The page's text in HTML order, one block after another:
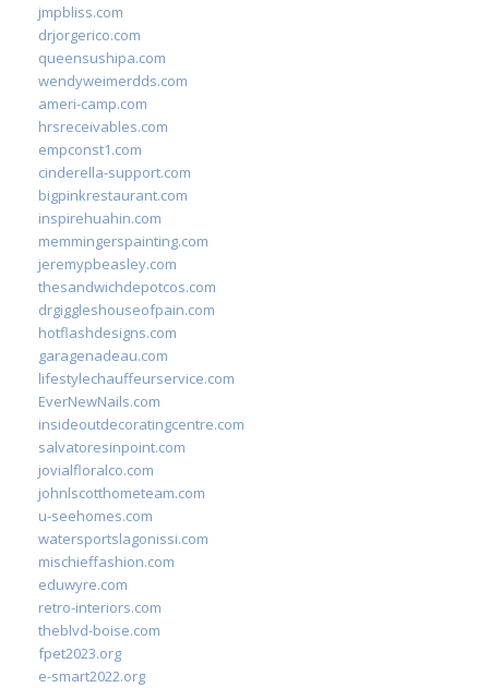
jmpbliss.com
drjorgerico.com
queensushipa.com
wendyweimerdds.com
ameri-camp.com
hrsreceivables.com
empconst1.com
cinderella-support.com
bigpinkrestaurant.com
inspirehuahin.com
memmingerspainting.com
jeremypbeasley.com
thesandwichdepotcos.com
drgiggleshouseofpain.com
hotflashdesigns.com
garagenadeau.com
lifestylechauffeurservice.com
EverNewNails.com
insideoutdecoratingcentre.com
salvatoresinpoint.com
jovialfloralco.com
johnlscotthometeam.com
u-seehomes.com
watersportslagonissi.com
mischieffashion.com
eduwyre.com
retro-interiors.com
theblvd-boise.com
fpet2023.org
e-smart2022.org